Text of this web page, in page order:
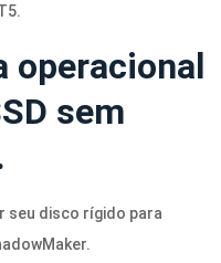
operacional
sem
seu disco rígido para